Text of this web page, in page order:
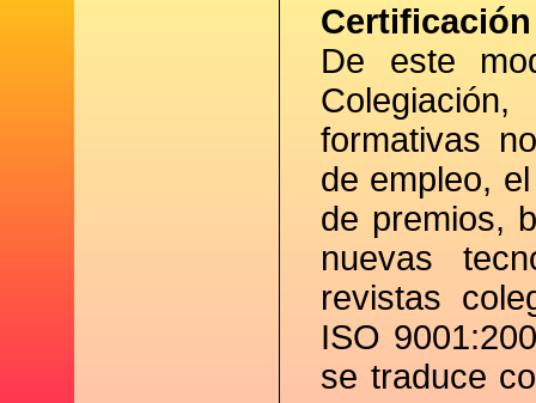
De este
formativas
de empleo,
de premios,
nuevas
revistas
ISO
se traduce